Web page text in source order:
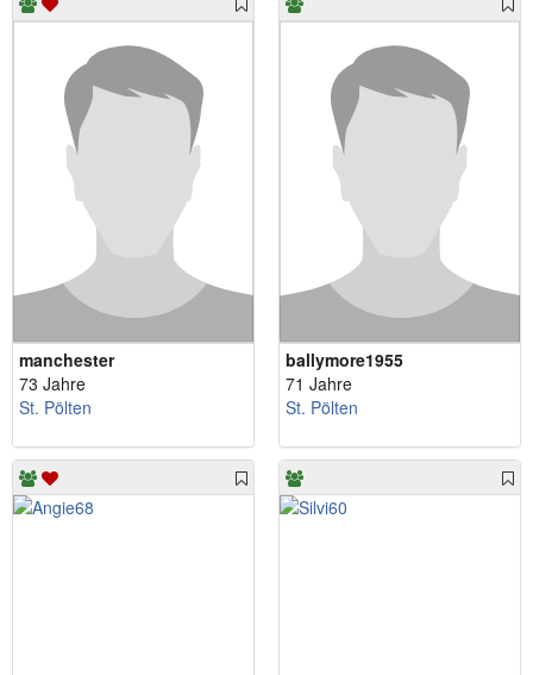
manchester
73 Jahre
St. Pölten
ballymore1955
71 Jahre
St. Pölten